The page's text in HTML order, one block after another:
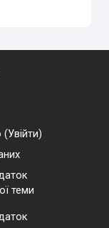
(Увійти)
теми